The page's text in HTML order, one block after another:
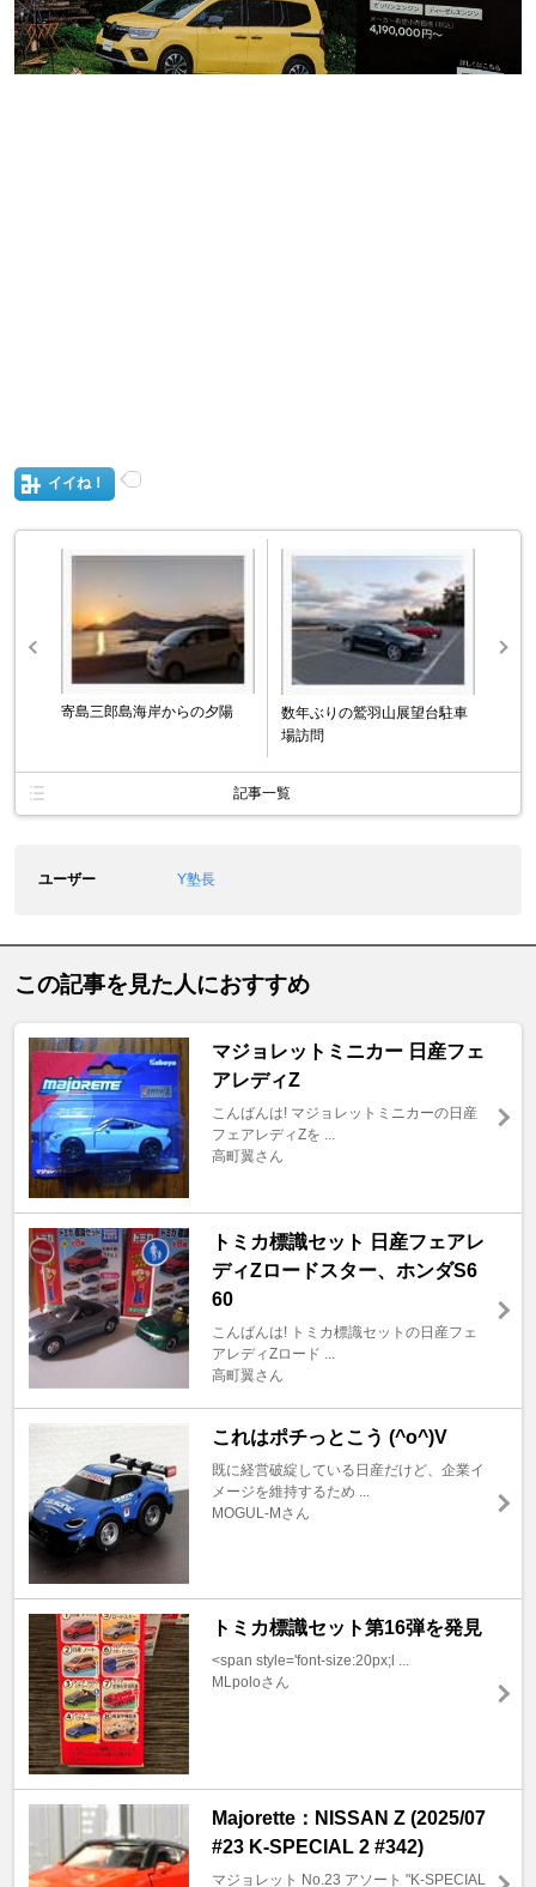
イイね！
寄島三郎島海岸からの夕陽
数年ぶりの鷲羽山展望台駐車
場訪問
記事一覧
ユーザー Y塾長
この記事を見た人におすすめ
マジョレットミニカー 日産フェ
アレディZ
こんばんは! マジョレットミニカーの日産
フェアレディZを ...
高町翼さん
トミカ標識セット 日産フェアレ
ディZロードスター、ホンダS6
60
こんばんは! トミカ標識セットの日産フェ
アレディZロード ...
高町翼さん
これはポチっとこう (^o^)V
既に経営破綻している日産だけど、企業イ
メージを維持するため ...
MOGUL-Mさん
トミカ標識セット第16弾を発見
<span style='font-size:20px;l ...
MLpoloさん
Majorette：NISSAN Z (2025/07
#23 K-SPECIAL 2 #342)
マジョレット No.23 アソート "K-SPECIAL